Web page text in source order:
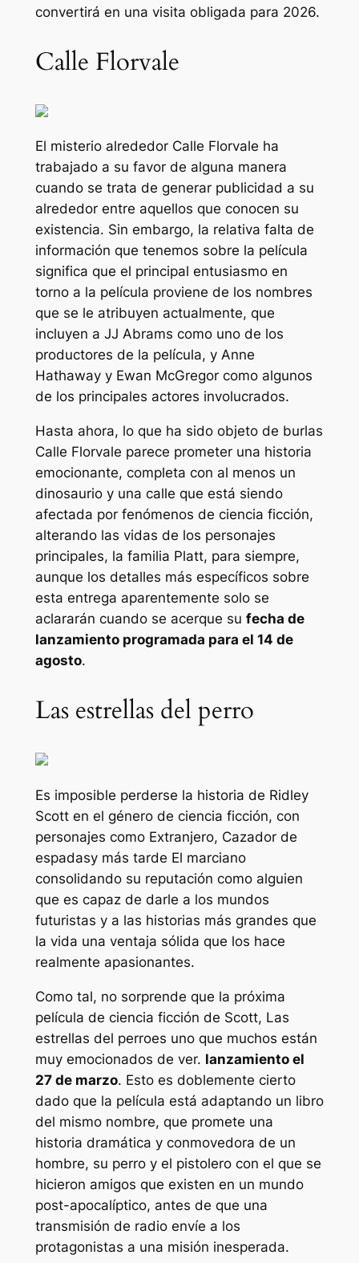
convertirá en una visita obligada para 2026.
Calle Florvale
El misterio alrededor Calle Florvale ha
trabajado a su favor de alguna manera
cuando se trata de generar publicidad a su
alrededor entre aquellos que conocen su
existencia. Sin embargo, la relativa falta de
información que tenemos sobre la película
significa que el principal entusiasmo en
torno a la película proviene de los nombres
que se le atribuyen actualmente, que
incluyen a JJ Abrams como uno de los
productores de la película, y Anne
Hathaway y Ewan McGregor como algunos
de los principales actores involucrados.
Hasta ahora, lo que ha sido objeto de burlas
Calle Florvale parece prometer una historia
emocionante, completa con al menos un
dinosaurio y una calle que está siendo
afectada por fenómenos de ciencia ficción,
alterando las vidas de los personajes
principales, la familia Platt, para siempre,
aunque los detalles más específicos sobre
esta entrega aparentemente solo se
aclararán cuando se acerque su fecha de
lanzamiento programada para el 14 de
agosto.
Las estrellas del perro
Es imposible perderse la historia de Ridley
Scott en el género de ciencia ficción, con
personajes como Extranjero, Cazador de
espadasy más tarde El marciano
consolidando su reputación como alguien
que es capaz de darle a los mundos
futuristas y a las historias más grandes que
la vida una ventaja sólida que los hace
realmente apasionantes.
Como tal, no sorprende que la próxima
película de ciencia ficción de Scott, Las
estrellas del perroes uno que muchos están
muy emocionados de ver. lanzamiento el
27 de marzo. Esto es doblemente cierto
dado que la película está adaptando un libro
del mismo nombre, que promete una
historia dramática y conmovedora de un
hombre, su perro y el pistolero con el que se
hicieron amigos que existen en un mundo
post-apocalíptico, antes de que una
transmisión de radio envíe a los
protagonistas a una misión inesperada.